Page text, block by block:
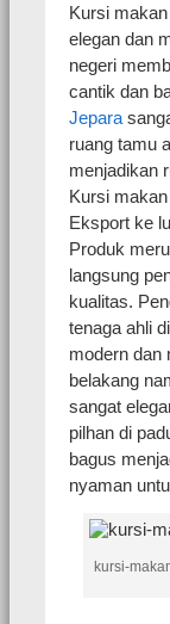
Kursi
elegan dan
negeri
cantik dan
Jepara
ruang tamu
menjadikan
Kursi
Eksport ke
Produk
langsung
kualitas.
tenaga ahli
modern dan
belakang
sangat
pilhan di
bagus
nyaman
kursi-